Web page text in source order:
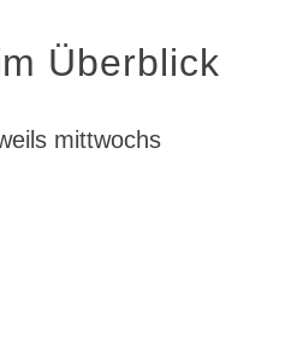
Überblick
mittwochs